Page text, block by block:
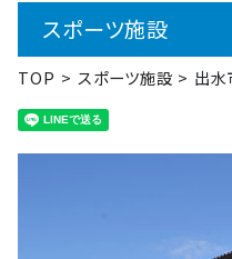
スポーツ施設
TOP スポーツ施設 出水